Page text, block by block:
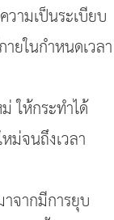
ามเป็นระเบียบ
ยในกำหนดเวลา
ให้กระทำได้
ม่จนถึงเวลา
จากมีการยุบ